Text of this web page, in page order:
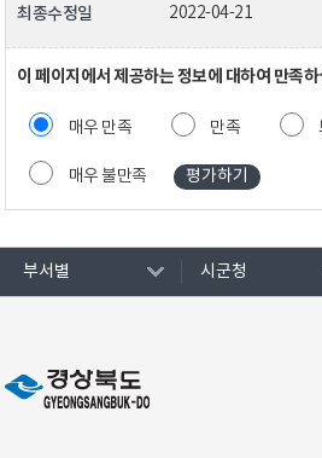
최종수정일 2022-04-21
이 페이지에서 제공하는 정보에 대하여 만족
매우 만족 만족
매우 불만족
부서별 시군청